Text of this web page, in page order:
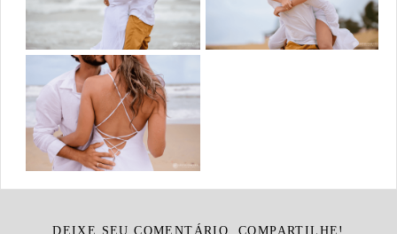
DEIXE SEU COMENTÁRIO, COMPARTILHE!